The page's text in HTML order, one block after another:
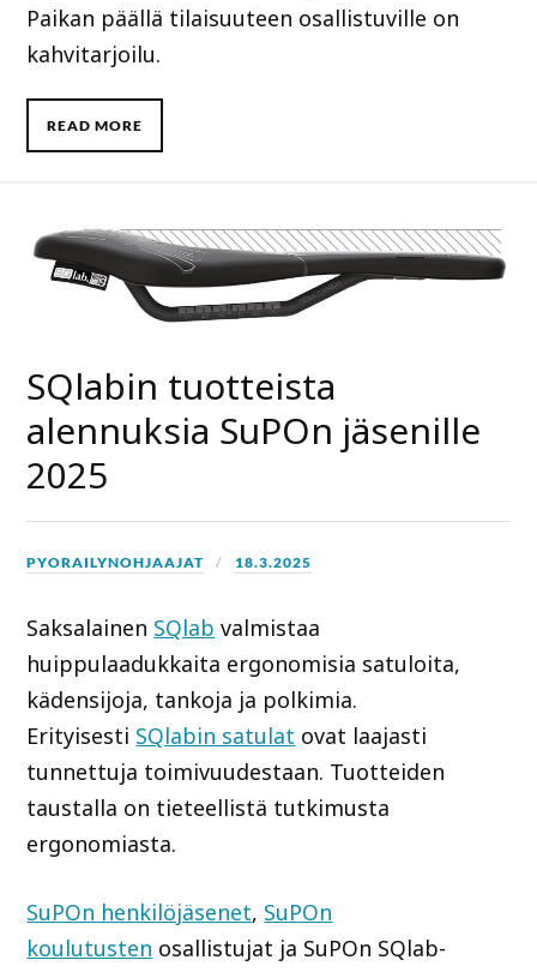
Paikan päällä tilaisuuteen osallistuville on
kahvitarjoilu.
READ MORE
SQlabin tuotteista
alennuksia SuPOn jäsenille
2025
PYORAILYNOHJAAJAT 18.3.2025
Saksalainen SQlab valmistaa
huippulaadukkaita ergonomisia satuloita,
kädensijoja, tankoja ja polkimia.
Erityisesti SQlabin satulat ovat laajasti
tunnettuja toimivuudestaan. Tuotteiden
taustalla on tieteellistä tutkimusta
ergonomiasta.
SuPOn henkilöjäsenet, SuPOn
koulutusten osallistujat ja SuPOn SQlab-